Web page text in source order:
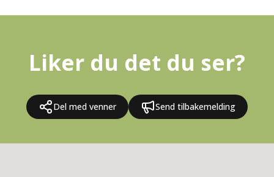
Liker du det du ser?
Del med venner Send tilbakemelding